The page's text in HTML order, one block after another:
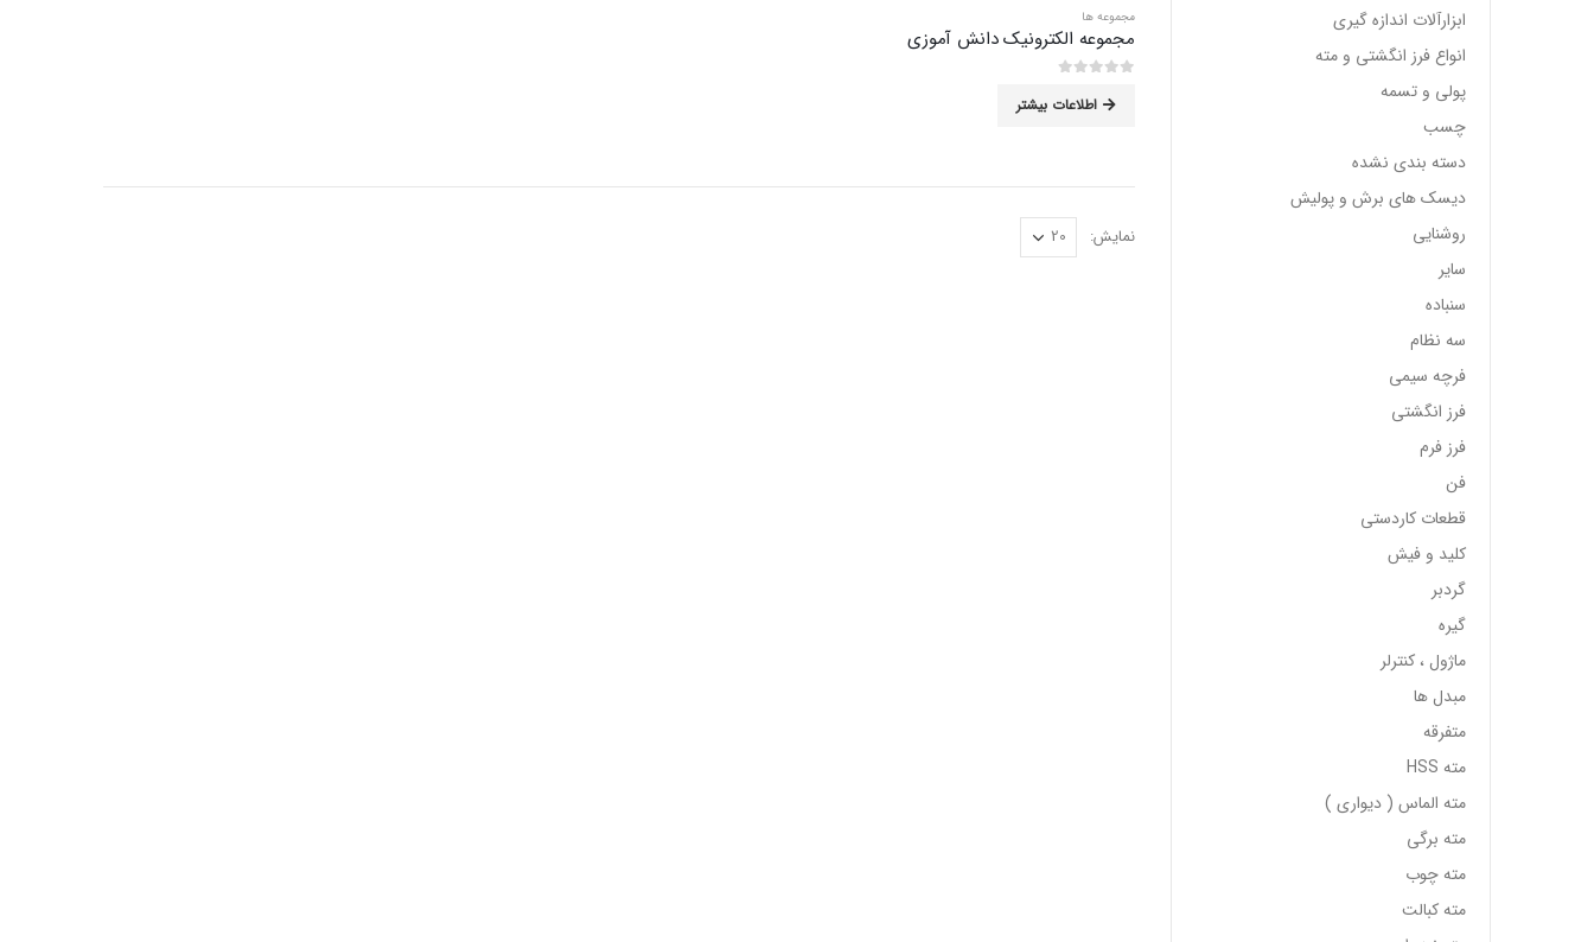
مجموعه ها
مجموعه الکترونیک دانش آموزی
اطلاعات بیشتر
نمایش:
ابزارآلات اندازه گیری
انواع فرز انگشتی و مته
پولی و تسمه
چسب
دسته بندی نشده
دیسک های برش و پولیش
روشنایی
سایر
سنباده
سه نظام
فرچه سیمی
فرز انگشتی
فرز فرم
فن
قطعات کاردستی
کلید و فیش
گردبر
گیره
ماژول ، کنترلر
مبدل ها
متفرقه
مته HSS
مته الماس ( دیواری )
مته برگی
مته چوب
مته کبالت